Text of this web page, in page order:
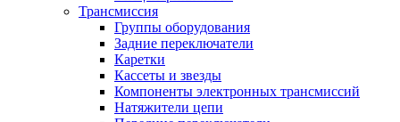
Трансмиссия
Группы оборудования
Задние переключатели
Каретки
Кассеты и звезды
Компоненты электронных трансмиссий
Натяжители цепи